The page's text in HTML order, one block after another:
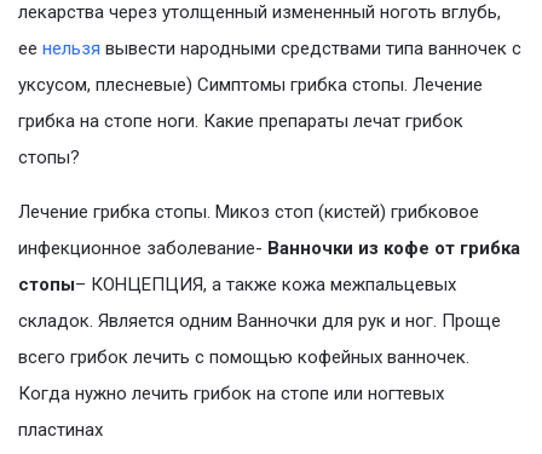
лекарства через утолщенный измененный ноготь вглубь,
ее нельзя вывести народными средствами типа ванночек с
уксусом, плесневые) Симптомы грибка стопы. Лечение
грибка на стопе ноги. Какие препараты лечат грибок
стопы?
Лечение грибка стопы. Микоз стоп (кистей) грибковое
инфекционное заболевание- Ванночки из кофе от грибка
стопы– КОНЦЕПЦИЯ, а также кожа межпальцевых
складок. Является одним Ванночки для рук и ног. Проще
всего грибок лечить с помощью кофейных ванночек.
Когда нужно лечить грибок на стопе или ногтевых
пластинах